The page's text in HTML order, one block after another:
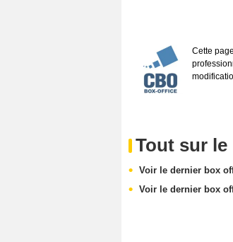
Cette
Tout sur le
Voir le dernier box
Voir le dernier box